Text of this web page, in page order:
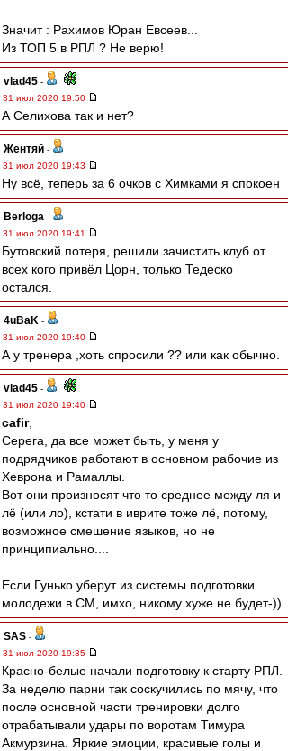
Значит : Рахимов Юран Евсеев...
Из ТОП 5 в РПЛ ? Не верю!
vlad45 -
31 июл 2020 19:50
А Селихова так и нет?
Жентяй -
31 июл 2020 19:43
Ну всё, теперь за 6 очков с Химками я спокоен
Berloga -
31 июл 2020 19:41
Бутовский потеря, решили зачистить клуб от
всех кого привёл Цорн, только Тедеско
остался.
4uBaK -
31 июл 2020 19:40
А у тренера ,хоть спросили ?? или как обычно.
vlad45 -
31 июл 2020 19:40
cafir,
Серега, да все может быть, у меня у
подрядчиков работают в основном рабочие из
Хеврона и Рамаллы.
Вот они произносят что то среднее между ля и
лё (или ло), кстати в иврите тоже лё, потому,
возможное смешение языков, но не
принципиально....
Если Гунько уберут из системы подготовки
молодежи в СМ, имхо, никому хуже не будет-))
SAS -
31 июл 2020 19:35
Красно-белые начали подготовку к старту РПЛ.
За неделю парни так соскучились по мячу, что
после основной части тренировки долго
отрабатывали удары по воротам Тимура
Акмурзина. Яркие эмоции, красивые голы и